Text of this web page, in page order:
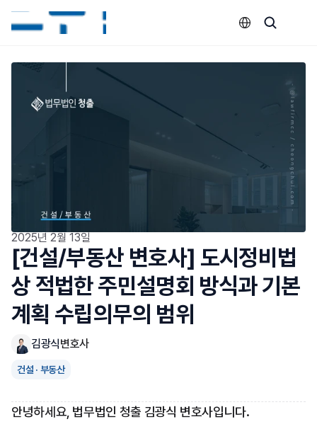
2025년 2월 13일
[건설/부동산 변호사] 도시정비법
상 적법한 주민설명회 방식과 기본
계획 수립의무의 범위
김광식변호사
건설 · 부동산
안녕하세요, 법무법인 청출 김광식 변호사입니다.
Select Language